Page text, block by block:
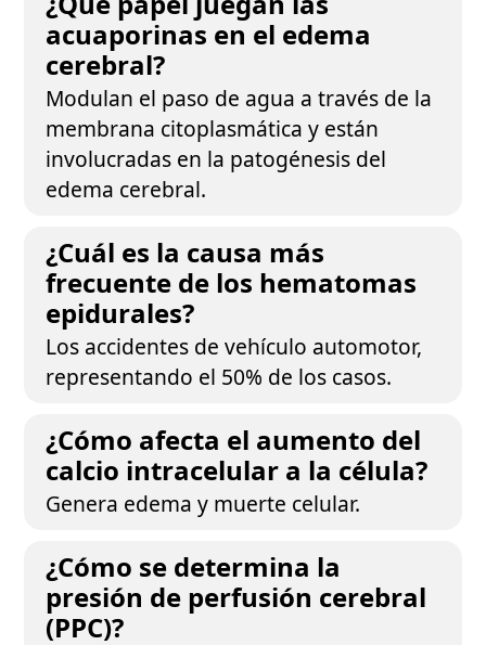
acuaporinas en el edema
cerebral?
Modulan el paso de agua a través de la
membrana citoplasmática y están
involucradas en la patogénesis del
edema cerebral.
¿Cuál es la causa más
frecuente de los hematomas
epidurales?
Los accidentes de vehículo automotor,
representando el 50% de los casos.
¿Cómo afecta el aumento del
calcio intracelular a la célula?
Genera edema y muerte celular.
¿Cómo se determina la
presión de perfusión cerebral
(PPC)?